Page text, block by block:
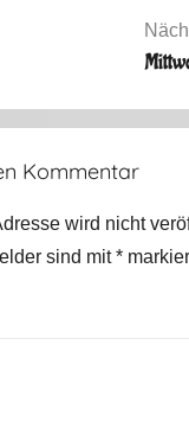
Kommentar
wird nicht
sind mit*